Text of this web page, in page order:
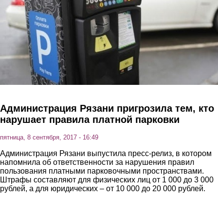
Администрация Рязани пригрозила тем, кто
нарушает правила платной парковки
пятница, 8 сентября, 2017 - 16:49
Администрация Рязани выпустила пресс-релиз, в котором
напомнила об ответственности за нарушения правил
пользования платными парковочными пространствами.
Штрафы составляют для физических лиц от 1 000 до 3 000
рублей, а для юридических – от 10 000 до 20 000 рублей.